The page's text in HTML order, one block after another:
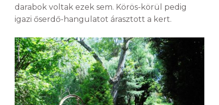
darabok voltak ezek sem. Körös-körül pedig
igazi őserdő-hangulatot árasztott a kert.